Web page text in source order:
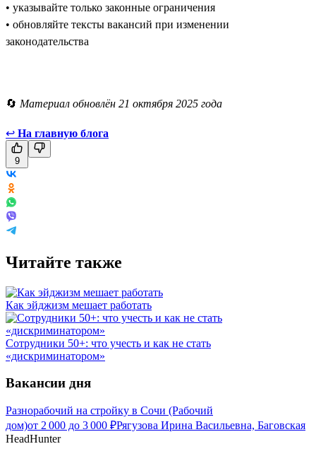
• указывайте только законные ограничения
• обновляйте тексты вакансий при изменении
законодательства
🔄 Материал обновлён 21 октября 2025 года
↩ На главную блога
9
Читайте также
Как эйджизм мешает работать
Сотрудники 50+: что учесть и как не стать
«дискриминатором»
Вакансии дня
Разнорабочий на стройку в Сочи (Рабочий
дом)от 2 000 до 3 000 ₽Рягузова Ирина Васильевна, Баговская
HeadHunter